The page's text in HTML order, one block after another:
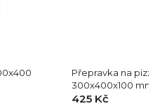
Přepravka na
300x400x100 mm
425 Kč